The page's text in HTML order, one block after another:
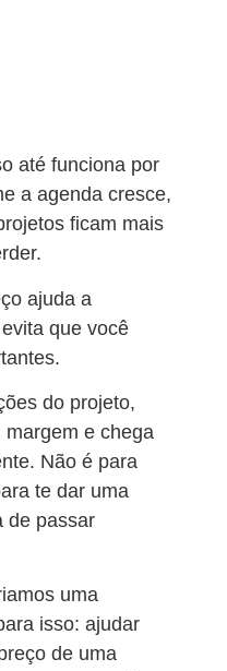
até funciona por
a agenda cresce,
ficam mais
ajuda a
que você
do projeto,
e chega
Não é para
te dar uma
de passar
uma
isso: ajudar
de uma